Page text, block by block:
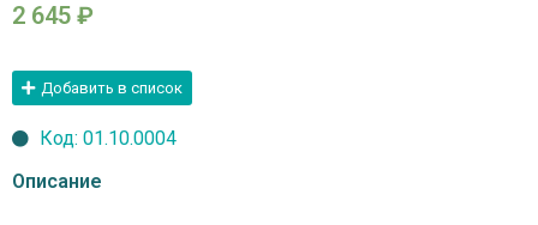
2 645 ₽
Добавить в список
Код: 01.10.0004
Описание